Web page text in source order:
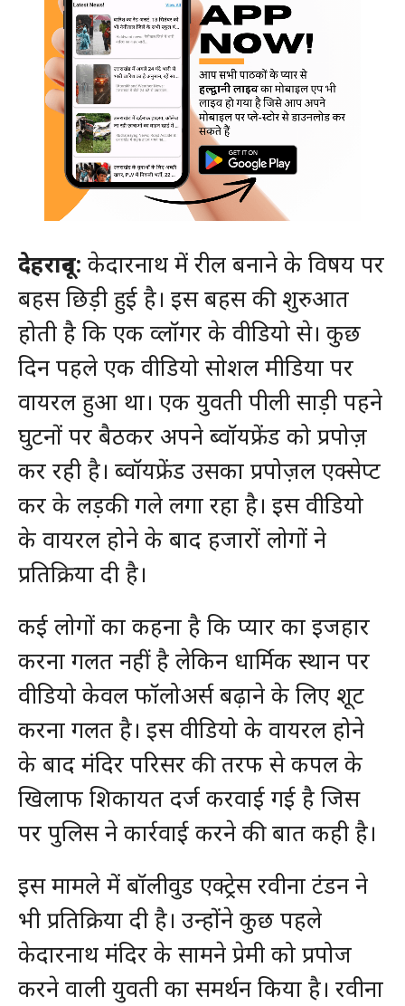
देहरादून: केदारनाथ में रील बनाने के विषय पर
बहस छिड़ी हुई है। इस बहस की शुरुआत
होती है कि एक व्लॉगर के वीडियो से। कुछ
दिन पहले एक वीडियो सोशल मीडिया पर
वायरल हुआ था। एक युवती पीली साड़ी पहने
घुटनों पर बैठकर अपने ब्वॉयफ्रेंड को प्रपोज़
कर रही है। ब्वॉयफ्रेंड उसका प्रपोज़ल एक्सेप्ट
कर के लड़की गले लगा रहा है। इस वीडियो
के वायरल होने के बाद हजारों लोगों ने
प्रतिक्रिया दी है।
कई लोगों का कहना है कि प्यार का इजहार
करना गलत नहीं है लेकिन धार्मिक स्थान पर
वीडियो केवल फॉलोअर्स बढ़ाने के लिए शूट
करना गलत है। इस वीडियो के वायरल होने
के बाद मंदिर परिसर की तरफ से कपल के
खिलाफ शिकायत दर्ज करवाई गई है जिस
पर पुलिस ने कार्रवाई करने की बात कही है।
इस मामले में बॉलीवुड एक्ट्रेस रवीना टंडन ने
भी प्रतिक्रिया दी है। उन्होंने कुछ पहले
केदारनाथ मंदिर के सामने प्रेमी को प्रपोज
करने वाली युवती का समर्थन किया है। रवीना